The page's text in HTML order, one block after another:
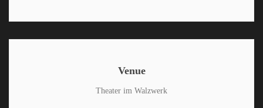
Venue
Theater im Walzwerk